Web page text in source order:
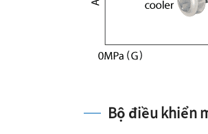
Bộ điều khiển